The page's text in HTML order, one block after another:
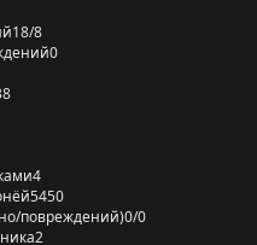
18/8
0
4
5450
повреждений)0/0
2